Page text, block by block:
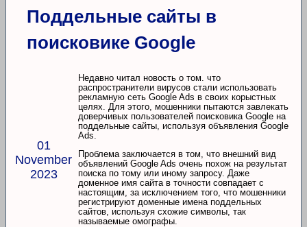
Поддельные сайты в
поисковике Google
01
November
2023
Недавно читал новость о том. что
распространители вирусов стали использовать
рекламную сеть Google Ads в своих корыстных
целях. Для этого, мошенники пытаются завлекать
доверчивых пользователей поисковика Google на
поддельные сайты, используя объявления Google
Ads.
Проблема заключается в том, что внешний вид
объявлений Google Ads очень похож на результат
поиска по тому или иному запросу. Даже
доменное имя сайта в точности совпадает с
настоящим, за исключением того, что мошенники
регистрируют доменные имена поддельных
сайтов, используя схожие символы, так
называемые омографы.